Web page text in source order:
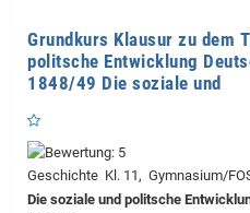
Grundkurs Klausur zu dem
politsche Entwicklung
1848/49 Die soziale und
Geschichte Kl. 11, Gymnasium/
Die soziale und politsche